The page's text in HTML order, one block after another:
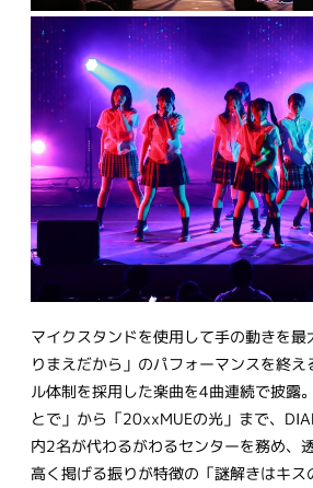
マイクスタンドを使用して手の動きを最
りまえだから」のパフォーマンスを終え
ル体制を採用した楽曲を4曲連続で披露
とで」から「20xxMUEの光」まで、
内2名が代わるがわるセンターを務め、
高く掲げる振りが特徴の「謎解きはキ